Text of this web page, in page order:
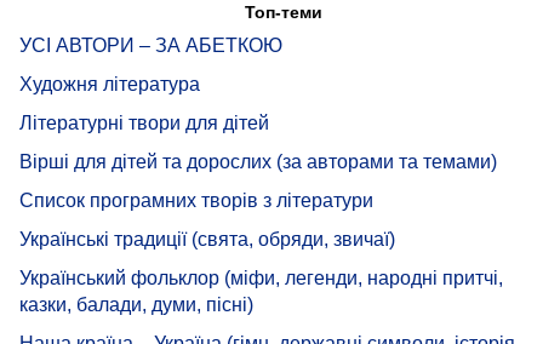
Топ-теми
УСІ АВТОРИ – ЗА АБЕТКОЮ
Художня література
Літературні твори для дітей
Вірші для дітей та дорослих (за авторами та темами)
Список програмних творів з літератури
Українські традиції (свята, обряди, звичаї)
Український фольклор (міфи, легенди, народні притчі,
казки, балади, думи, пісні)